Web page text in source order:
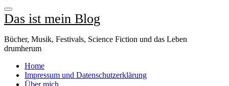
Das ist mein Blog
Bücher, Musik, Festivals, Science Fiction und das Leben
drumherum
Home
Impressum und Datenschutzerklärung
Über mich